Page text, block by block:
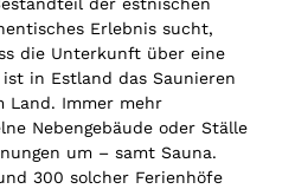
Erlebnis sucht,
die Unterkunft über eine
in Estland das Saunieren
Land. Immer mehr
Nebengebäude oder Ställe
um – samt Sauna.
300 solcher Ferienhöfe